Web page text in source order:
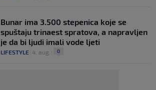
Bunar imа 3.500 stepenica koje se
spuštaju trinaest spratova, a napravljen
je da bi ljudi imali vode ljeti
LIFESTYLE 4. aug. 0